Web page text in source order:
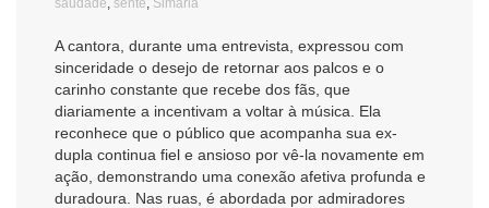
A cantora, durante uma entrevista, expressou com
sinceridade o desejo de retornar aos palcos e o
carinho constante que recebe dos fãs, que
diariamente a incentivam a voltar à música. Ela
reconhece que o público que acompanha sua ex-
dupla continua fiel e ansioso por vê-la novamente em
ação, demonstrando uma conexão afetiva profunda e
duradoura. Nas ruas, é abordada por admiradores